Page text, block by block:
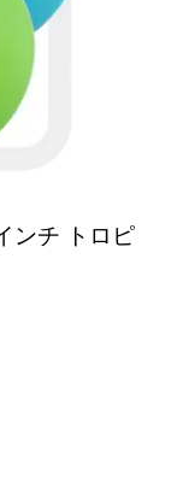
ンチ トロピ